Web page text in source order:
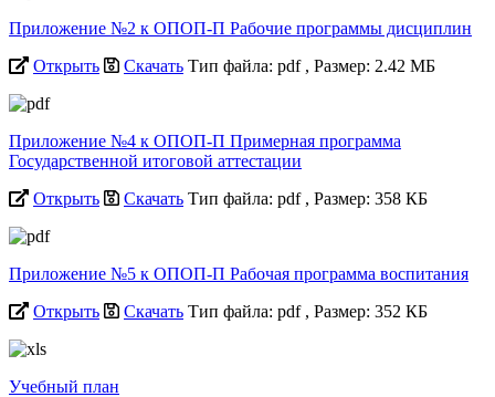
Приложение №2 к ОПОП-П Рабочие программы дисциплин
Открыть
Скачать Тип файла: pdf , Размер: 2.42 МБ
Приложение №4 к ОПОП-П Примерная программа
Государственной итоговой аттестации
Открыть
Скачать Тип файла: pdf , Размер: 358 КБ
Приложение №5 к ОПОП-П Рабочая программа воспитания
Открыть
Скачать Тип файла: pdf , Размер: 352 КБ
Учебный план